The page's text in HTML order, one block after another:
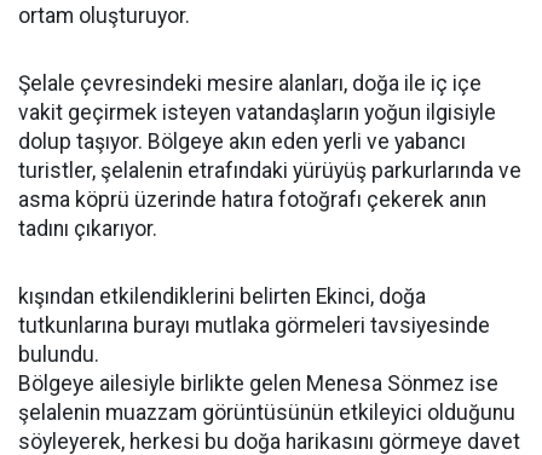
ortam oluşturuyor.
Şelale çevresindeki mesire alanları, doğa ile iç içe
vakit geçirmek isteyen vatandaşların yoğun ilgisiyle
dolup taşıyor. Bölgeye akın eden yerli ve yabancı
turistler, şelalenin etrafındaki yürüyüş parkurlarında ve
asma köprü üzerinde hatıra fotoğrafı çekerek anın
tadını çıkarıyor.
kışından etkilendiklerini belirten Ekinci, doğa
tutkunlarına burayı mutlaka görmeleri tavsiyesinde
bulundu.
Bölgeye ailesiyle birlikte gelen Menesa Sönmez ise
şelalenin muazzam görüntüsünün etkileyici olduğunu
söyleyerek, herkesi bu doğa harikasını görmeye davet